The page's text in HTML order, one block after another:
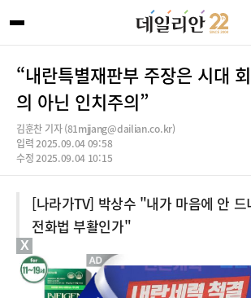
“내란특별재판부 주장은 시대
의 아닌 인치주의”
김훈찬 기자 (81mjjang@dailian.co.kr)
입력 2025.09.04 09:58
수정 2025.09.04 10:15
[나라가TV] 박상수 "내가 마음에 안 드
전화법 부활인가"
X